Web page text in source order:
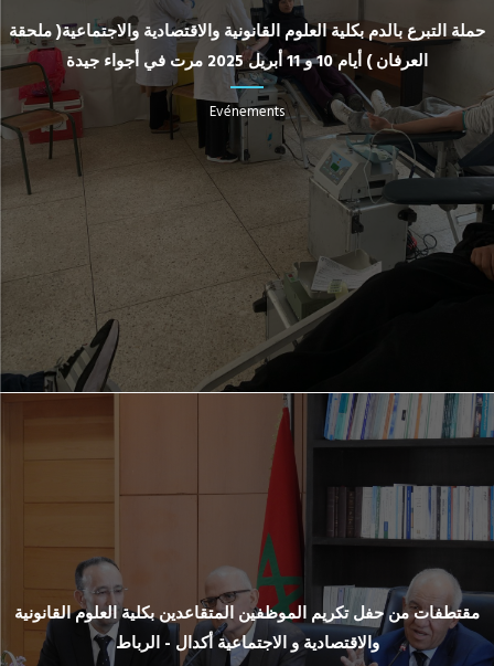
حملة التبرع بالدم بكلية العلوم القانونية والاقتصادية والاجتماعية( ملحقة
العرفان ) أيام 10 و 11 أبريل 2025 مرت في أجواء جيدة
Evénements
مقتطفات من حفل تكريم الموظفين المتقاعدين بكلية العلوم القانونية
والاقتصادية و الاجتماعية أكدال - الرباط